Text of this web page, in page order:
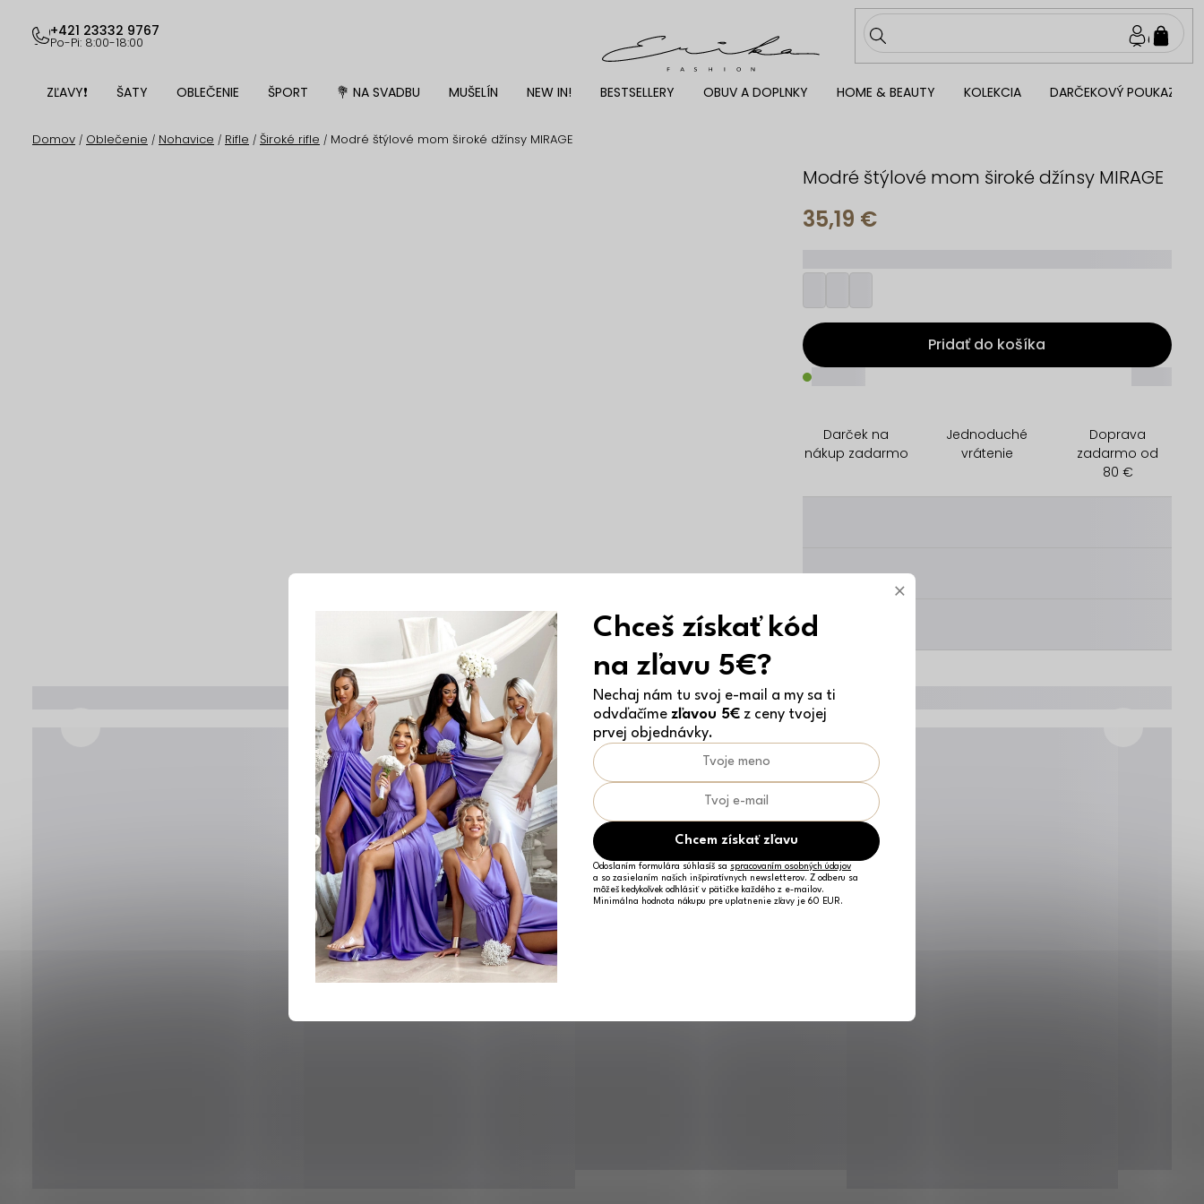
obsah
+421 23332 9767
Po-Pi: 8:00-18:00
ZĽAVY❗ ŠATY OBLEČENIE ŠPORT 💐 NA SVADBU MUŠELÍN NEW IN! BESTSELLERY OBUV A DOPLNKY HOME & BEAUTY KOLEKCIA DARČEKOVÝ POUKAZ
Domov / Oblečenie / Nohavice / Rifle / Široké rifle / Modré štýlové mom široké džínsy MIRAGE
Modré štýlové mom široké džínsy MIRAGE
35,19 €
Pridať do košíka
_____
Darček na
nákup zadarmo
Jednoduché
vrátenie
Doprava
zadarmo od
80 €
________
________
×
Chceš získať kód
na zľavu 5€?
Nechaj nám tu svoj e-mail a my sa ti
odvďačíme zľavou 5€ z ceny tvojej
prvej objednávky.
Chcem získať zľavu
Odoslaním formulára súhlasíš sa spracovaním osobných údajov
a so zasielaním našich inšpiratívnych newsletterov. Z odberu sa
môžeš kedykoľvek odhlásiť v pätičke každého z e-mailov.
Minimálna hodnota nákupu pre uplatnenie zľavy je 60 EUR.